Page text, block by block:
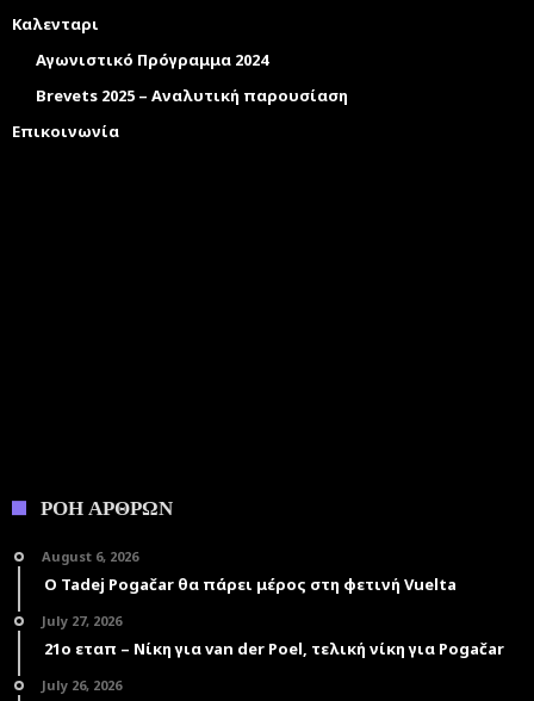
Καλενταρι
Αγωνιστικό Πρόγραμμα 2024
Brevets 2025 – Αναλυτική παρουσίαση
Επικοινωνία
ΡΟΗ ΑΡΘΡΩΝ
August 6, 2026
Ο Tadej Pogačar θα πάρει μέρος στη φετινή Vuelta
July 27, 2026
21ο εταπ – Νίκη για van der Poel, τελική νίκη για Pogačar
July 26, 2026